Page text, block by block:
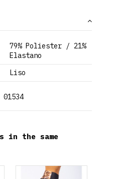
79% Poliester / 21%
Elastano
Liso
01534
in the same